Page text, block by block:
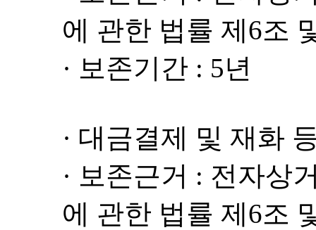
에 관한 법률 제6조
· 보존기간 : 5년
· 대금결제 및 재화
· 보존근거 : 전자상
에 관한 법률 제6조